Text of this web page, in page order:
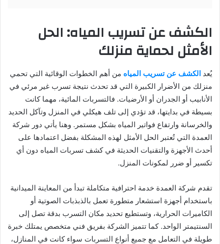
الكشف عن تسريب المياه: الحل
الأمثل لحماية منزلك
يُعد الكشف عن تسريب المياه من أهم الخطوات الوقائية التي تحمي
منزلك من الأضرار الكبيرة التي قد تحدث نتيجة تسرب غير مرئي في
الأنابيب أو الجدران أو الأرضيات. فالتسربات المائية، مهما كانت
بسيطة في بدايتها، قد تؤدي إلى تلف هيكلي في المنزل وتآكل الحديد
والخرسانة وارتفاع فواتير المياه بشكل مستمر. وهنا يأتي دور شركة
العمدة التي تُعتبر الحل الأمثل لهذه المشكلة بفضل اعتمادها على
أحدث الأجهزة والتقنيات الحديثة في كشف تسربات المياه دون أي
تكسير أو ضرر لمكونات المنزل.
تقدم شركة العمدة خدمة احترافية متكاملة تبدأ من المعاينة الميدانية
باستخدام أجهزة استشعار متطورة تعمل بالذبذبات الصوتية أو
الكاميرات الحرارية، وتستطيع تحديد مكان التسرب بدقة تصل إلى
السنتيمتر الواحد. كما تتميز الشركة بفريق فني متخصص يمتلك خبرة
طويلة في التعامل مع جميع أنواع التسربات سواء كانت في المنازل،